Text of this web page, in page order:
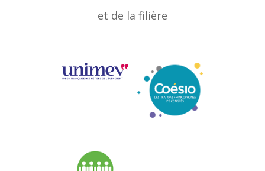
et de la filière